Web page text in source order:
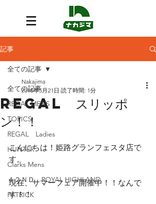
記事
全ての記事
REGAL MENS
TOPICS
REGAL Ladies
HUNTER
Clarks Mens
４２ＮＤ ROYAL HIGHLAND
PATRICK
全ての記事
REGAL スリッポ
ン！！
Nakajima
2018年5月21日 読了時間: 1分
こんにちは！姫路グランフェスタ店で
す。
現在、サマーフェア開催中！！なんで
す！！